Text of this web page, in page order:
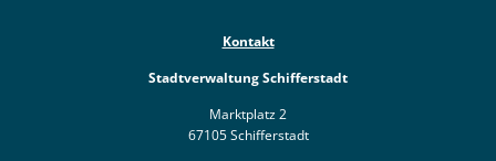
Kontakt
Stadtverwaltung Schifferstadt
Marktplatz 2
67105 Schifferstadt